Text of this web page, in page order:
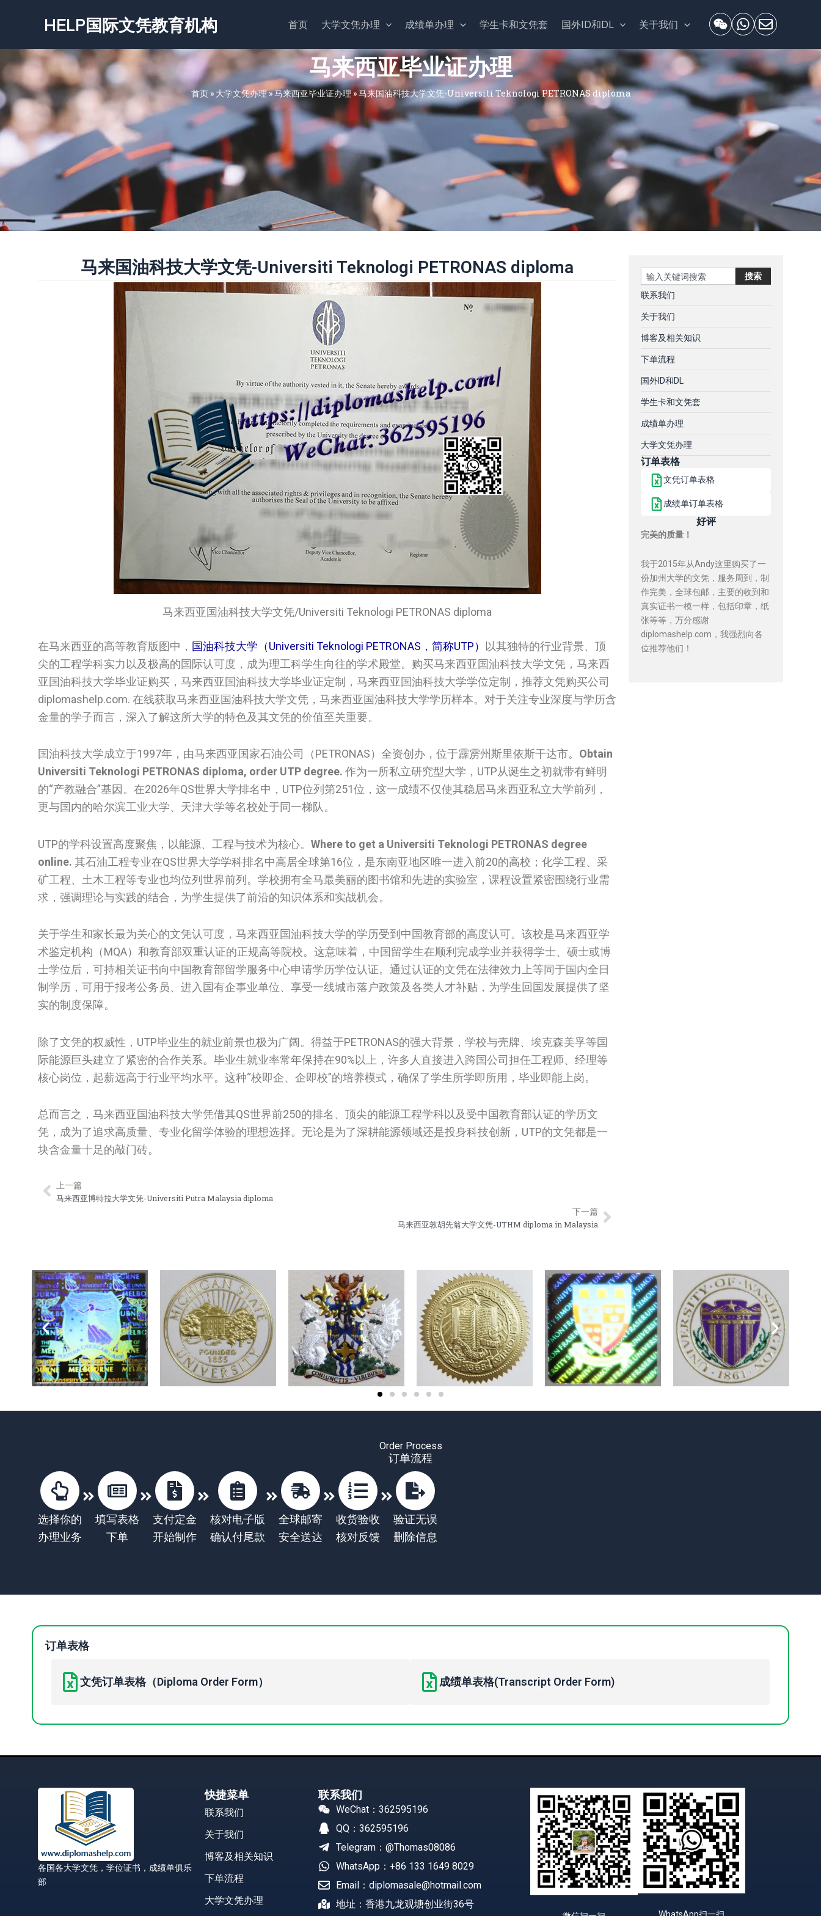
容
HELP国际文凭教育机构 首页 大学文凭办理 成绩单办理 学生卡和文凭套 国外ID和DL 关于我们
马来西亚毕业证办理
首页» 大学文凭办理»马来西亚毕业证办理»马来国油科技大学文凭-Universiti Teknologi PETRONAS diploma
马来国油科技大学文凭-Universiti Teknologi PETRONAS diploma
马来西亚国油科技大学文凭/Universiti Teknologi PETRONAS diploma
在马来西亚的高等教育版图中， 国油科技大学（Universiti Teknologi PETRONAS，简称UTP） 以其独特的行业背景、顶
尖的工程学科实力以及极高的国际认可度，成为理工科学生向往的学术殿堂。购买马来西亚国油科技大学文凭，马来西
亚国油科技大学毕业证购买，马来西亚国油科技大学毕业证定制，马来西亚国油科技大学学位定制，推荐文凭购买公司
diplomashelp.com. 在线获取马来西亚国油科技大学文凭，马来西亚国油科技大学学历样本。对于关注专业深度与学历含
金量的学子而言，深入了解这所大学的特色及其文凭的价值至关重要。
国油科技大学成立于1997年，由马来西亚国家石油公司（PETRONAS）全资创办，位于霹雳州斯里依斯干达市。 Obtain
Universiti Teknologi PETRONAS diploma, order UTP degree. 作为一所私立研究型大学，UTP从诞生之初就带有鲜明
的“产教融合”基因。在2026年QS世界大学排名中，UTP位列第251位，这一成绩不仅使其稳居马来西亚私立大学前列，
更与国内的哈尔滨工业大学、天津大学等名校处于同一梯队。
UTP的学科设置高度聚焦，以能源、工程与技术为核心。 Where to get a Universiti Teknologi PETRONAS degree
online. 其石油工程专业在QS世界大学学科排名中高居全球第16位，是东南亚地区唯一进入前20的高校；化学工程、采
矿工程、土木工程等专业也均位列世界前列。学校拥有全马最美丽的图书馆和先进的实验室，课程设置紧密围绕行业需
求，强调理论与实践的结合，为学生提供了前沿的知识体系和实战机会。
关于学生和家长最为关心的文凭认可度，马来西亚国油科技大学的学历受到中国教育部的高度认可。该校是马来西亚学
术鉴定机构（MQA）和教育部双重认证的正规高等院校。这意味着，中国留学生在顺利完成学业并获得学士、硕士或博
士学位后，可持相关证书向中国教育部留学服务中心申请学历学位认证。通过认证的文凭在法律效力上等同于国内全日
制学历，可用于报考公务员、进入国有企事业单位、享受一线城市落户政策及各类人才补贴，为学生回国发展提供了坚
实的制度保障。
除了文凭的权威性，UTP毕业生的就业前景也极为广阔。得益于PETRONAS的强大背景，学校与壳牌、埃克森美孚等国
际能源巨头建立了紧密的合作关系。毕业生就业率常年保持在90%以上，许多人直接进入跨国公司担任工程师、经理等
核心岗位，起薪远高于行业平均水平。这种“校即企、企即校”的培养模式，确保了学生所学即所用，毕业即能上岗。
总而言之，马来西亚国油科技大学凭借其QS世界前250的排名、顶尖的能源工程学科以及受中国教育部认证的学历文
凭，成为了追求高质量、专业化留学体验的理想选择。无论是为了深耕能源领域还是投身科技创新，UTP的文凭都是一
块含金量十足的敲门砖。
Prev
上一篇
马来西亚博特拉大学文凭-Universiti Putra Malaysia diploma
下一篇
马来西亚敦胡先翁大学文凭-UTHM diploma in Malaysia
Search 搜索
联系我们
关于我们
博客及相关知识
下单流程
国外ID和DL
学生卡和文凭套
成绩单办理
大学文凭办理
订单表格
文凭订单表格
成绩单订单表格
好评
完美的质量！
我于2015年从Andy这里购买了一
份加州大学的文凭，服务周到，制
作完美，全球包邮，主要的收到和
真实证书一模一样，包括印章，纸
张等等，万分感谢
diplomashelp.com，我强烈向各
位推荐他们！
Order Process
订单流程
选择你的
办理业务
填写表格
下单
支付定金
开始制作
核对电子版
确认付尾款
全球邮寄
安全送达
收货验收
核对反馈
验证无误
删除信息
订单表格
文凭订单表格（Diploma Order Form） 成绩单表格(Transcript Order Form)
各国各大学文凭，学位证书，成绩单俱乐
部
快捷菜单
联系我们
关于我们
博客及相关知识
下单流程
大学文凭办理
联系我们
WeChat：362595196
QQ：362595196
Telegram：@Thomas08086
WhatsApp：+86 133 1649 8029
Email：diplomasale@hotmail.com
地址：香港九龙观塘创业街36号